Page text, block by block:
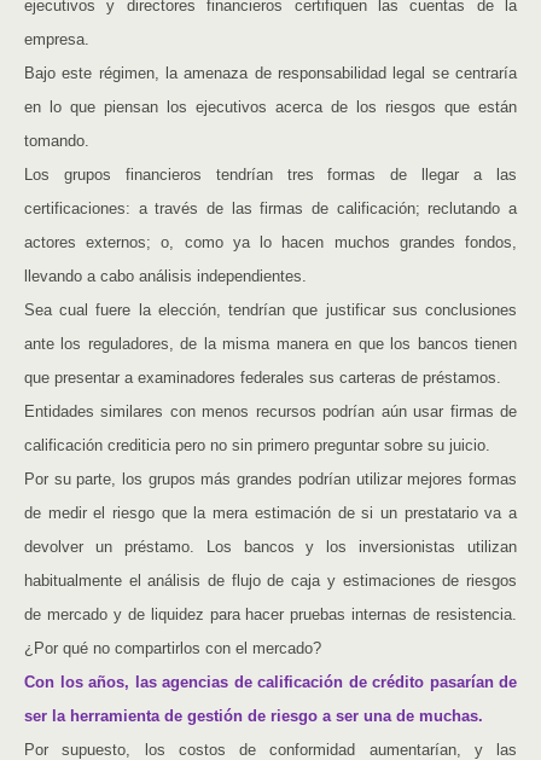
ejecutivos y directores financieros certifiquen las cuentas de la
empresa.
Bajo este régimen, la amenaza de responsabilidad legal se centraría
en lo que piensan los ejecutivos acerca de los riesgos que están
tomando.
Los grupos financieros tendrían tres formas de llegar a las
certificaciones: a través de las firmas de calificación; reclutando a
actores externos; o, como ya lo hacen muchos grandes fondos,
llevando a cabo análisis independientes.
Sea cual fuere la elección, tendrían que justificar sus conclusiones
ante los reguladores, de la misma manera en que los bancos tienen
que presentar a examinadores federales sus carteras de préstamos.
Entidades similares con menos recursos podrían aún usar firmas de
calificación crediticia pero no sin primero preguntar sobre su juicio.
Por su parte, los grupos más grandes podrían utilizar mejores formas
de medir el riesgo que la mera estimación de si un prestatario va a
devolver un préstamo. Los bancos y los inversionistas utilizan
habitualmente el análisis de flujo de caja y estimaciones de riesgos
de mercado y de liquidez para hacer pruebas internas de resistencia.
¿Por qué no compartirlos con el mercado?
Con los años, las agencias de calificación de crédito pasarían de
ser la herramienta de gestión de riesgo a ser una de muchas.
Por supuesto, los costos de conformidad aumentarían, y las